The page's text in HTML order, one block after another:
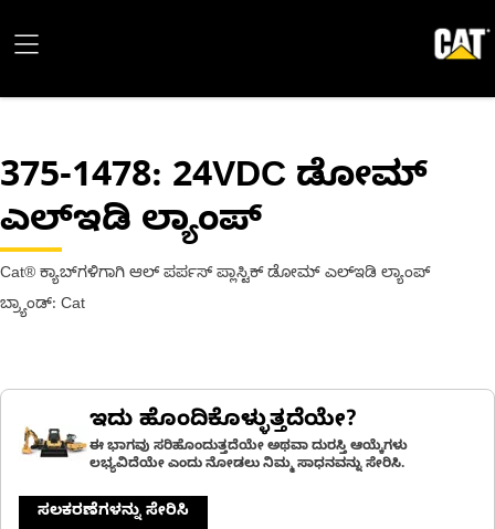
375-1478: 24VDC ಡೋಮ್
ಎಲ್ಇಡಿ ಲ್ಯಾಂಪ್
Cat® ಕ್ಯಾಬ್‌ಗಳಿಗಾಗಿ ಆಲ್ ಪರ್ಪಸ್ ಪ್ಲಾಸ್ಟಿಕ್ ಡೋಮ್ ಎಲ್ಇಡಿ ಲ್ಯಾಂಪ್
ಬ್ರ್ಯಾಂಡ್: Cat
ಇದು ಹೊಂದಿಕೊಳ್ಳುತ್ತದೆಯೇ?
ಈ ಭಾಗವು ಸರಿಹೊಂದುತ್ತದೆಯೇ ಅಥವಾ ದುರಸ್ತಿ ಆಯ್ಕೆಗಳು
ಲಭ್ಯವಿದೆಯೇ ಎಂದು ನೋಡಲು ನಿಮ್ಮ ಸಾಧನವನ್ನು ಸೇರಿಸಿ.
ಸಲಕರಣೆಗಳನ್ನು ಸೇರಿಸಿ